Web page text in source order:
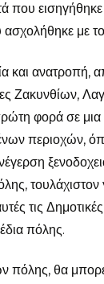
που
με
και ανατροπή,
Ζακυνθίων,
φορά σε μια
περιοχών,
τουλάχιστον
τις
πόλης.
πόλης, θα